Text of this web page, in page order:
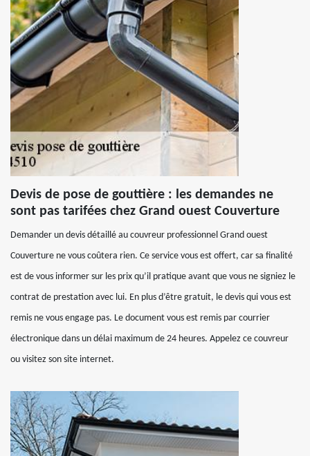
Devis de pose de gouttière : les demandes ne
sont pas tarifées chez Grand ouest Couverture
Demander un devis détaillé au couvreur professionnel Grand ouest
Couverture ne vous coûtera rien. Ce service vous est offert, car sa finalité
est de vous informer sur les prix qu’il pratique avant que vous ne signiez le
contrat de prestation avec lui. En plus d’être gratuit, le devis qui vous est
remis ne vous engage pas. Le document vous est remis par courrier
électronique dans un délai maximum de 24 heures. Appelez ce couvreur
ou visitez son site internet.